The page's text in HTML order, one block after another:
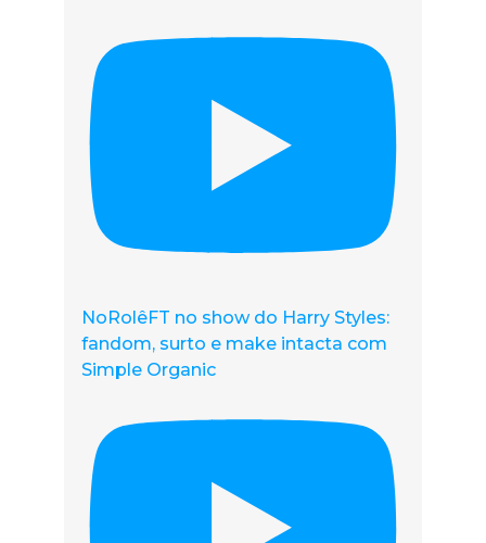
NoRolêFT no show do Harry Styles:
fandom, surto e make intacta com
Simple Organic